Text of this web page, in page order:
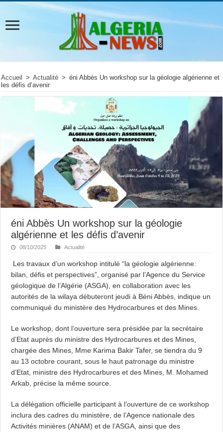
Accueil > Actualité > éni Abbès Un workshop sur la géologie algérienne et
les défis d’avenir
éni Abbès Un workshop sur la géologie
algérienne et les défis d’avenir
08/10/2025 Actualité
Les travaux d’un workshop intitulé “la géologie algérienne:
bilan, défis et perspectives”, organisé par l’Agence du Service
géologique de l’Algérie (ASGA), en collaboration avec les
autorités de la wilaya débuteront jeudi à Béni Abbès, indique un
communiqué du ministère des Hydrocarbures et des Mines.
Le workshop, dont l’ouverture sera présidée par la secrétaire
d’Etat auprès du ministre des Hydrocarbures et des Mines,
chargée des Mines, Mme Karima Bakir Tafer, se tiendra du 9
au 13 octobre courant, sous le haut patronage du ministre
d’Etat, ministre des Hydrocarbures et des Mines, M. Mohamed
Arkab, précise la même source.
La délégation officielle participant à l’ouverture de ce workshop
inclura des cadres du ministère, de l’Agence nationale des
Activités minières (ANAM) et de l’ASGA, ainsi que des